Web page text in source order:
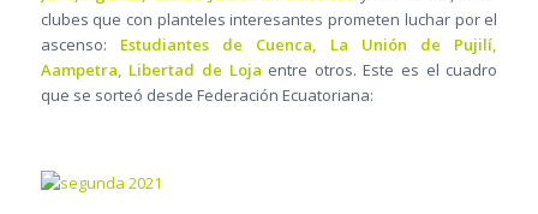
clubes que con planteles interesantes prometen luchar por el
ascenso: Estudiantes de Cuenca, La Unión de Pujilí,
Aampetra, Libertad de Loja entre otros. Este es el cuadro
que se sorteó desde Federación Ecuatoriana: